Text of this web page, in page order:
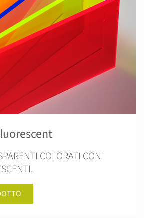
COLORATI CON